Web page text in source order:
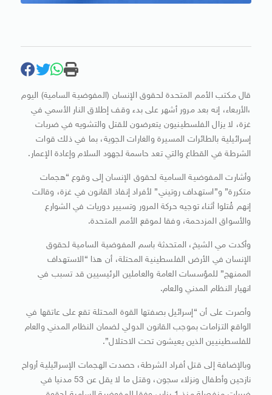
قال مكتب الأمم المتحدة لحقوق الإنسان (المفوضية السامية) اليوم
،الأربعاء، إنه بعد مرور أشهر على بدء وقف إطلاق النار الأسمي في
غزة، لا يزال الفلسطينيون يتعرضون للقتل والتشويه في ضربات
إسرائيلية بالطائرات المسيرة والغارات الجوية، بما في ذلك قوات
الشرطة في القطاع والتي تعد حاسمة لجهود السلام وإعادة الإعمار.
وأشارت المفوضية السامية لحقوق الإنسان إلى وقوع “هجمات
متكررة” و”استهداف روتيني” لأفراد إنفاذ القانون في غزة، وقالت
إنهم قُتلوا أثناء توجيه حركة المرور وتسيير دوريات في الشوارع
والأسواق المزدحمة، وفقا لموقع الأمم المتحدة.
وأكدت مي الشيخ، المتحدثة باسم المفوضية السامية لحقوق
الإنسان في الأرض الفلسطينية المحتلة، أن هذا “الاستهداف
الممنهج” للمؤسسات العامة والعاملين الرئيسيين قد تسبب في
انهيار النظام المدني والعام.
وأصرت على أن “إسرائيل بصفتها القوة المحتلة تقع على عاتقها في
الواقع التزامات بموجب القانون الدولي لضمان النظام المدني والعام
للفلسطينيين الذين يعيشون تحت الاحتلال”.
وبالإضافة إلى قتل أفراد الشرطة، حصدت الهجمات الإسرائيلية أرواح
نازحين وأطفال ونزلاء سجون، وقتل ما لا يقل عن 53 مدنيا في